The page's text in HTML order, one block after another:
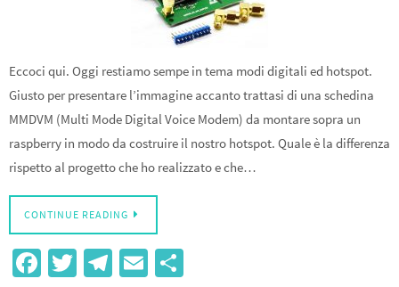
Eccoci qui. Oggi restiamo sempe in tema modi digitali ed hotspot.
Giusto per presentare l’immagine accanto trattasi di una schedina
MMDVM (Multi Mode Digital Voice Modem) da montare sopra un
raspberry in modo da costruire il nostro hotspot. Quale è la differenza
rispetto al progetto che ho realizzato e che…
CONTINUE READING
Fa T
Te E